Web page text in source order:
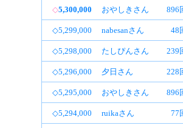
◇5,300,000 おやしきさん 896
◇5,299,000 nabesanさん 48
◇5,298,000 たしぴんさん 239
◇5,296,000 夕日さん 228
◇5,295,000 おやしきさん 896
◇5,294,000 ruikaさん 77